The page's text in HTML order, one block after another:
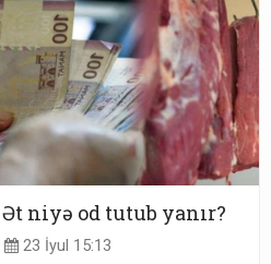
Ət niyə od tutub yanır?
23 İyul 15:13